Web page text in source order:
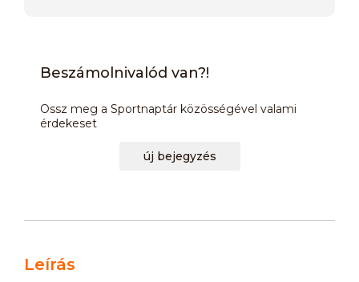
Beszámolnivalód van?!
Ossz meg a Sportnaptár közösségével valami
érdekeset
új bejegyzés
Leírás